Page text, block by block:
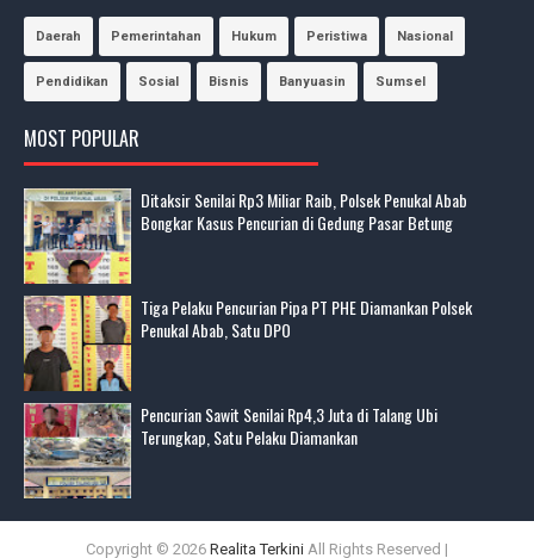
Daerah Pemerintahan Hukum Peristiwa Nasional
Pendidikan Sosial Bisnis Banyuasin Sumsel
MOST POPULAR
Ditaksir Senilai Rp3 Miliar Raib, Polsek Penukal Abab
Bongkar Kasus Pencurian di Gedung Pasar Betung
Tiga Pelaku Pencurian Pipa PT PHE Diamankan Polsek
Penukal Abab, Satu DPO
Pencurian Sawit Senilai Rp4,3 Juta di Talang Ubi
Terungkap, Satu Pelaku Diamankan
Copyright © 2026 Realita Terkini All Rights Reserved |